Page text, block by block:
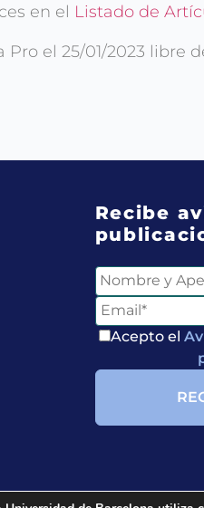
en el Listado de
el 25/01/2023 libre
Recibe
Acepto el